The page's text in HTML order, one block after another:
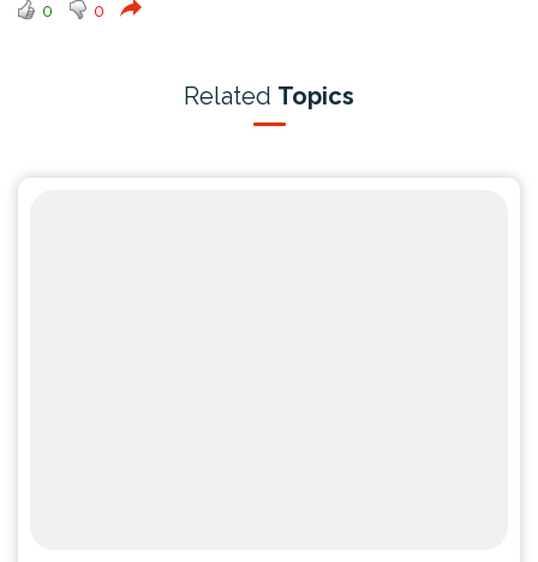
0 0
Related Topics